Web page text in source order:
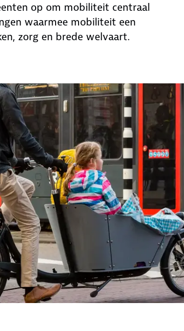
op om mobiliteit centraal
waarmee mobiliteit een
zorg en brede welvaart.